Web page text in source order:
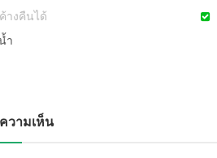
างคืนได้
ำ
วามเห็น